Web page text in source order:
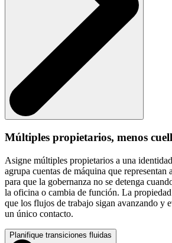
Múltiples propietarios, menos
Asigne múltiples propietarios a una
agrupa cuentas de máquina que
para que la gobernanza no se detenga
la oficina o cambia de función. La
que los flujos de trabajo sigan avanzando y
un único contacto.
Planifique transiciones fluidas